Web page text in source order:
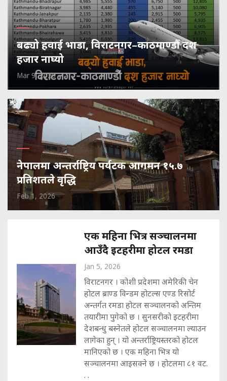
बढ्यो हवाई भाडा, विराटनगर–काठमाण्डौं दश
हजार नाघ्यो
Mar 9, 2026
नेपालमा अन्तर्राष्ट्रिय पर्यटक आगमन १५.७
प्रतिशतले वृद्धि
Feb 1, 2026
एक महिना भित्र सञ्चालनमा
आउँदै इटहरीमा होटल रमडा
Jan 5, 2026
विराटनगर । कोशी प्रदेशमा अमेरिकी चेन
होटल ब्राण्ड विन्डम होटल्स एण्ड रिसोर्ट
अन्तर्गत रमडा होटल सञ्चालनको अन्तिम
तयारीमा पुगेको छ । सुनसरीको इटहरीमा
देशबन्धु बस्नेतले होटल सञ्चालनमा ल्याउन
लागेका हुन् । यो अन्तर्राष्ट्रियस्तरको होटल
मानिएको छ । एक महिना भित्र यो
सञ्चालनमा आइसक्ने छ । होटलमा ८१ वट.
. .